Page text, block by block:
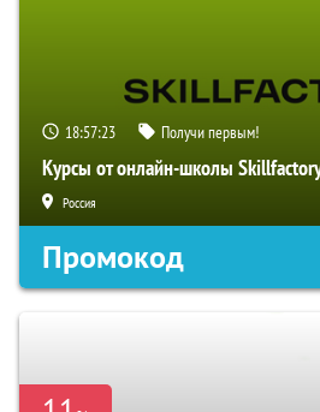
18:57:22 Получи первым!
Курсы от онлайн-школы
Россия
Промокод